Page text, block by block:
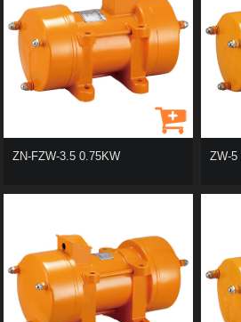
ZN-FZW-3.5 0.75KW ZW-5
产品展示
服务与支持
新闻资讯
联系我们